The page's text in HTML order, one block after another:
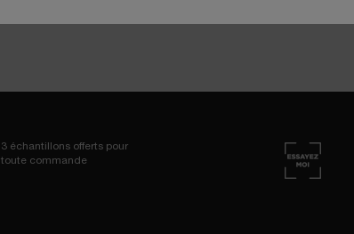
3 échantillons offerts pour
toute commande